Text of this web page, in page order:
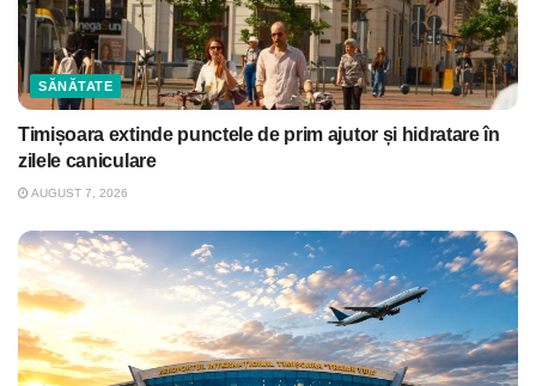
SĂNĂTATE
Timișoara extinde punctele de prim ajutor și hidratare în
zilele caniculare
AUGUST 7, 2026